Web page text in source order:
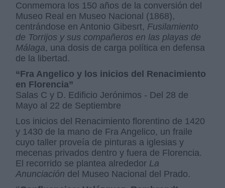
Conmemora los 150 años de la conversión del
Museo Real en Museo Nacional (1868),
centrándose en Antonio Gibesrt, Fusilamiento
de Torrijos y sus compañeros en las playas de
Málaga, una dosis de carga política en defensa
de la libertad.
“Fra Angelico y los inicios del Renacimiento
en Florencia”
Salas C y D. Edificio Jerónimos - Del 28 de
Mayo al 22 de Septiembre
Los inicios del Renacimiento florentino de 1420
y 1430 de la mano de Fra Angelico, un fraile
cuyo taller proveía de pinturas a iglesias y
mecenas privados dentro y fuera de Florencia.
El recorrido se plantea alrededor La
Anunciación del Museo Nacional del Prado.